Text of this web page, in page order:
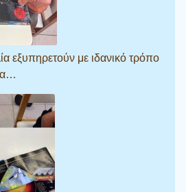
εξυπηρετούν με ιδανικό τρόπο